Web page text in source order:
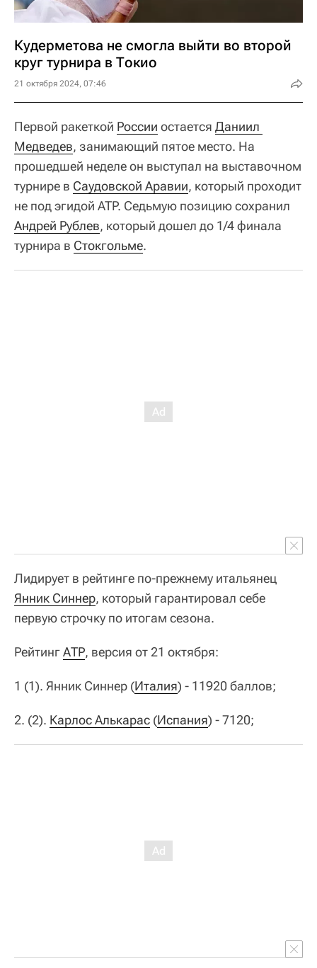
Кудерметова не смогла выйти во второй
круг турнира в Токио
21 октября 2024, 07:46
Первой ракеткой России остается Даниил
Медведев, занимающий пятое место. На
прошедшей неделе он выступал на выставочном
турнире в Саудовской Аравии, который проходит
не под эгидой ATP. Седьмую позицию сохранил
Андрей Рублев, который дошел до 1/4 финала
турнира в Стокгольме.
Лидирует в рейтинге по-прежнему итальянец
Янник Синнер, который гарантировал себе
первую строчку по итогам сезона.
РейтингАТР, версия от 21 октября:
1 (1). Янник Синнер (Италия) - 11920 баллов;
2. (2). Карлос Алькарас (Испания) - 7120;